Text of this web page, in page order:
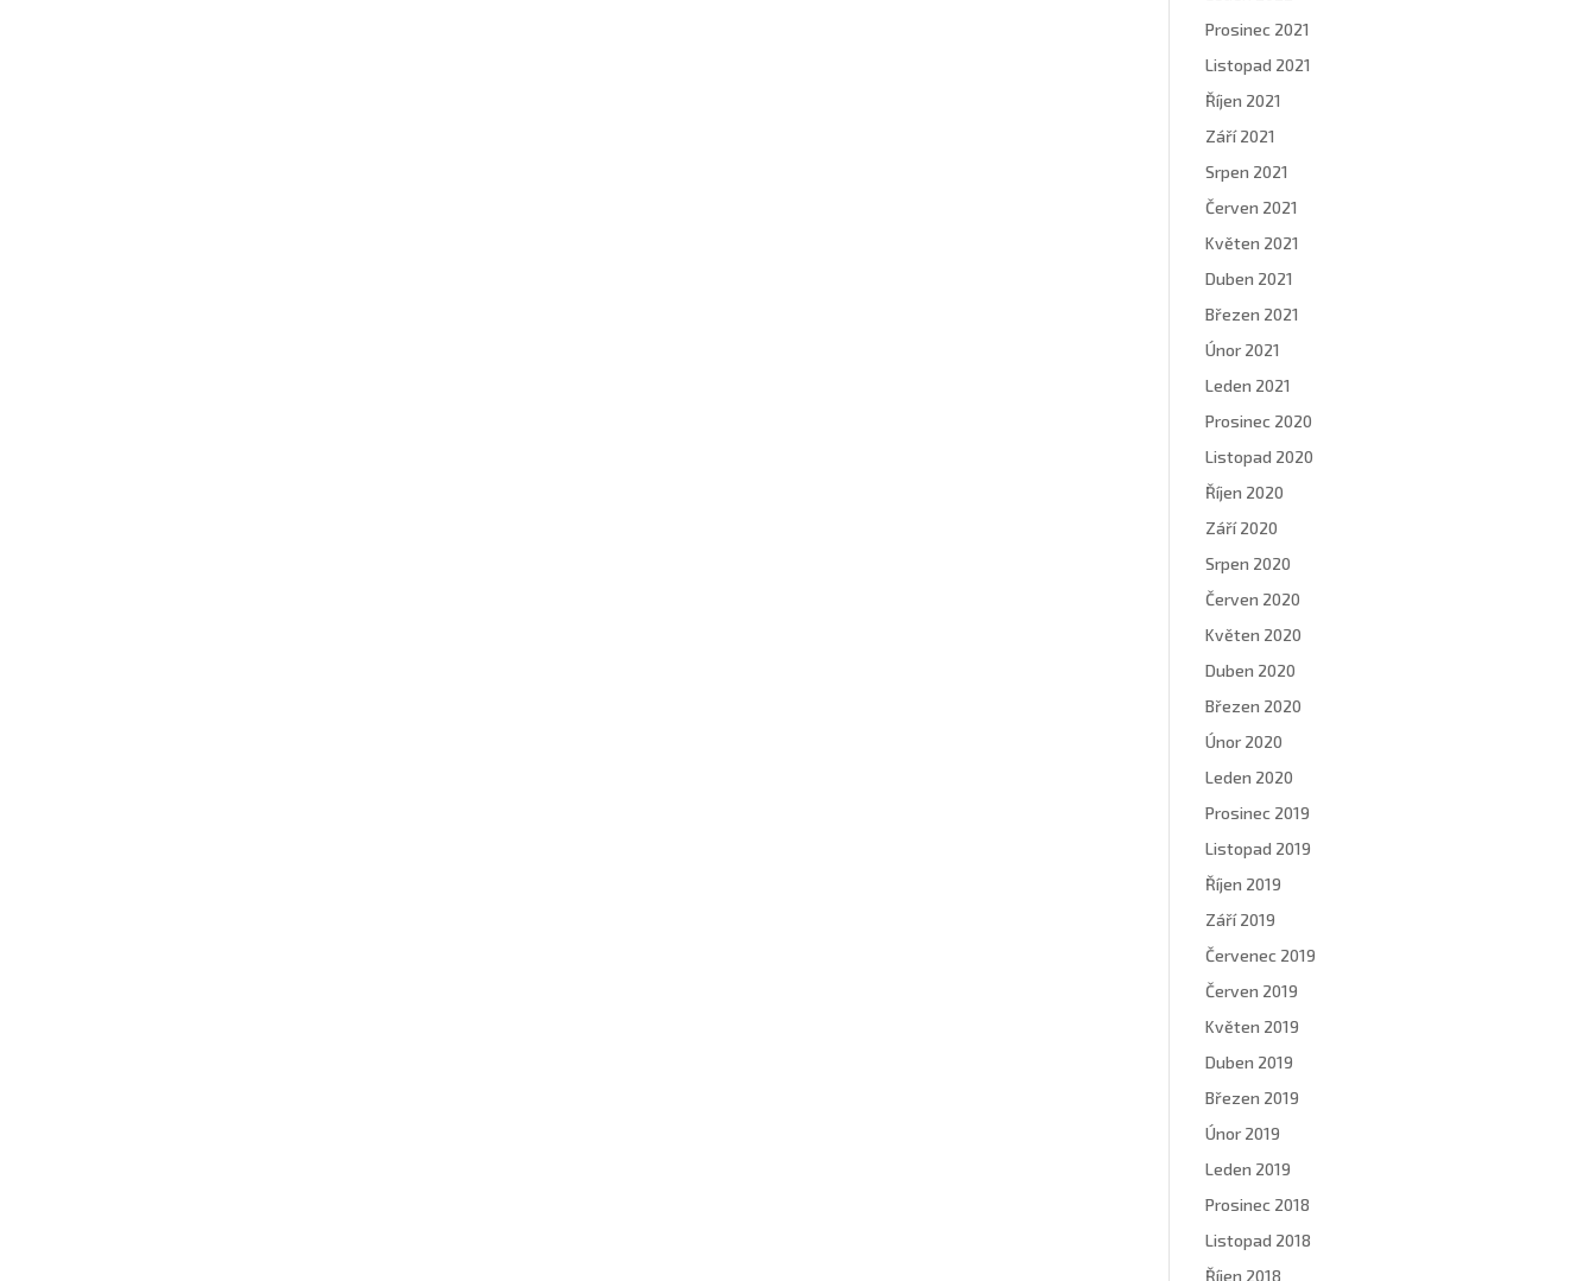
Prosinec 2021
Listopad 2021
Říjen 2021
Září 2021
Srpen 2021
Červen 2021
Květen 2021
Duben 2021
Březen 2021
Únor 2021
Leden 2021
Prosinec 2020
Listopad 2020
Říjen 2020
Září 2020
Srpen 2020
Červen 2020
Květen 2020
Duben 2020
Březen 2020
Únor 2020
Leden 2020
Prosinec 2019
Listopad 2019
Říjen 2019
Září 2019
Červenec 2019
Červen 2019
Květen 2019
Duben 2019
Březen 2019
Únor 2019
Leden 2019
Prosinec 2018
Listopad 2018
Říjen 2018